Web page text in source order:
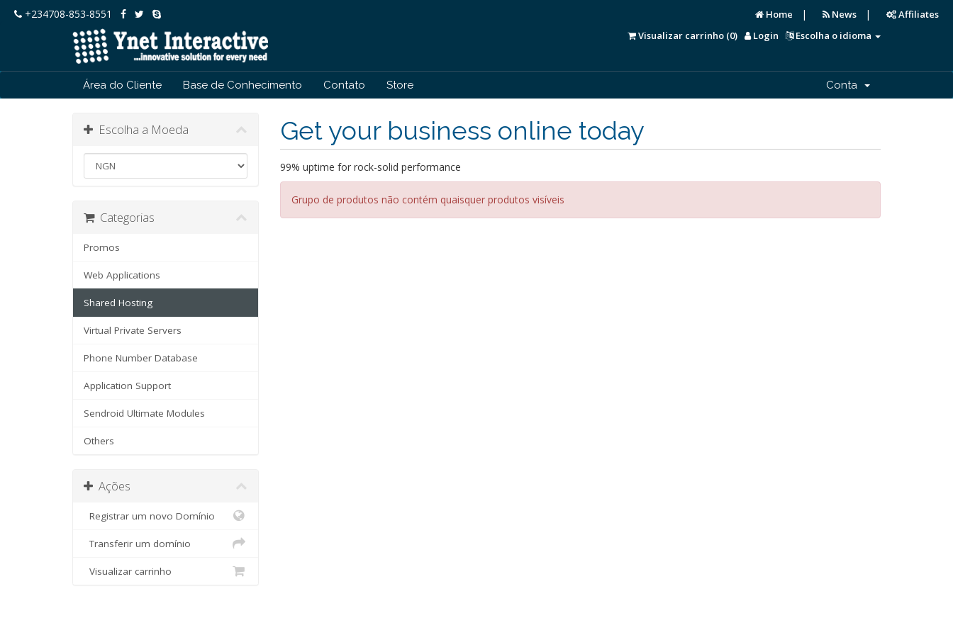
+234708-853-8551 Home | News |
Affiliates
Escolha o idioma
Login
Visualizar carrinho (0)
Área do Cliente Base de Conhecimento Contato Store Conta
Get your business online today
99% uptime for rock-solid performance
Grupo de produtos não contém quaisquer produtos visíveis
Escolha a Moeda
Categorias
Promos
Web Applications
Shared Hosting
Virtual Private Servers
Phone Number Database
Application Support
Sendroid Ultimate Modules
Others
Ações
Registrar um novo Domínio
Transferir um domínio
Visualizar carrinho